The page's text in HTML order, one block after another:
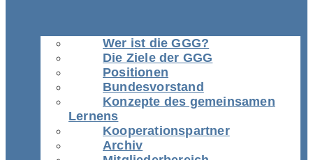
Wer ist die GGG?
Die Ziele der GGG
Positionen
Bundesvorstand
Konzepte des gemeinsamen
Lernens
Kooperationspartner
Archiv